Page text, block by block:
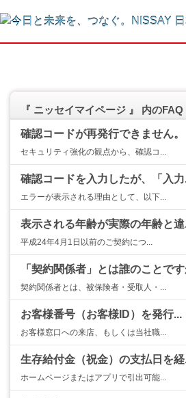
『 ニッセイマイページ 』 内のFAQ
確認コードが再発行できません。
セキュリティ強化の観点から、確認コ...
確認コードを入力したが、「入力
エラーが表示される理由として、以下...
表示される年齢が実際の年齢と違
平成24年4月1日以前のご契約につ...
「契約関係者」とは誰のことです
契約関係者とは、被保険者・受取人・...
お客様番号（お客様ID）を発行...
お客様窓口への来店、もしくは当社職...
生存給付金（祝金）の支払日を経
ホームページまたはアプリで引出可能...